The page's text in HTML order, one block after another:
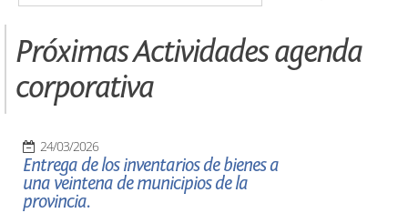
Próximas Actividades agenda
corporativa
24/03/2026
Entrega de los inventarios de bienes a
una veintena de municipios de la
provincia.